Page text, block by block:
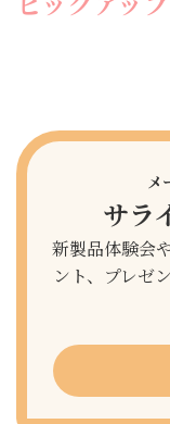
メ
サラ
新製品体験会
ント、プレゼ